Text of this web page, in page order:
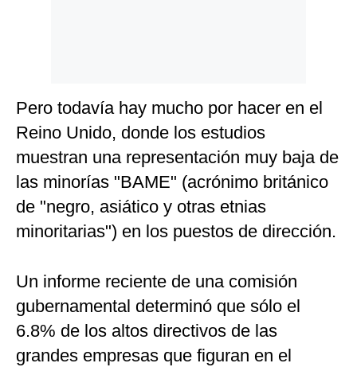
Pero todavía hay mucho por hacer en el
Reino Unido, donde los estudios
muestran una representación muy baja de
las minorías "BAME" (acrónimo británico
de "negro, asiático y otras etnias
minoritarias") en los puestos de dirección.
Un informe reciente de una comisión
gubernamental determinó que sólo el
6.8% de los altos directivos de las
grandes empresas que figuran en el